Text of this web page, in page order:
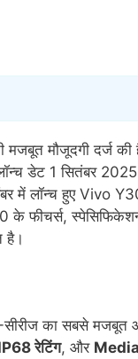
मजबूत मौजूदगी दर्ज
डेट 1 सितंबर
में लॉन्च हुए Vivo
फीचर्स,
है।
का सबसे मजबूत
रेटिंग, और